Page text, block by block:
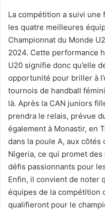
La compétition a suivi
les quatre meilleures
Championnat du Monde
2024. Cette performance
U20 signifie donc qu’elle
opportunité pour briller à
tournois de handball
là. Après la CAN juniors
prendra le relais, prévue
également à Monastir, en
dans la poule A, aux côtés
Nigeria, ce qui promet
défis passionnants pour
Enfin, il convient de noter
équipes de la compétition
qualifieront pour le